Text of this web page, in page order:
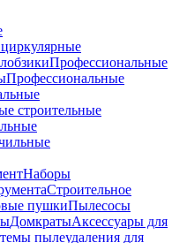
Профессиональные
Профессиональные
строительные
Наборы
Строительное
пушкиПылесосы
ДомкратыАксессуары для
пылеудаления для